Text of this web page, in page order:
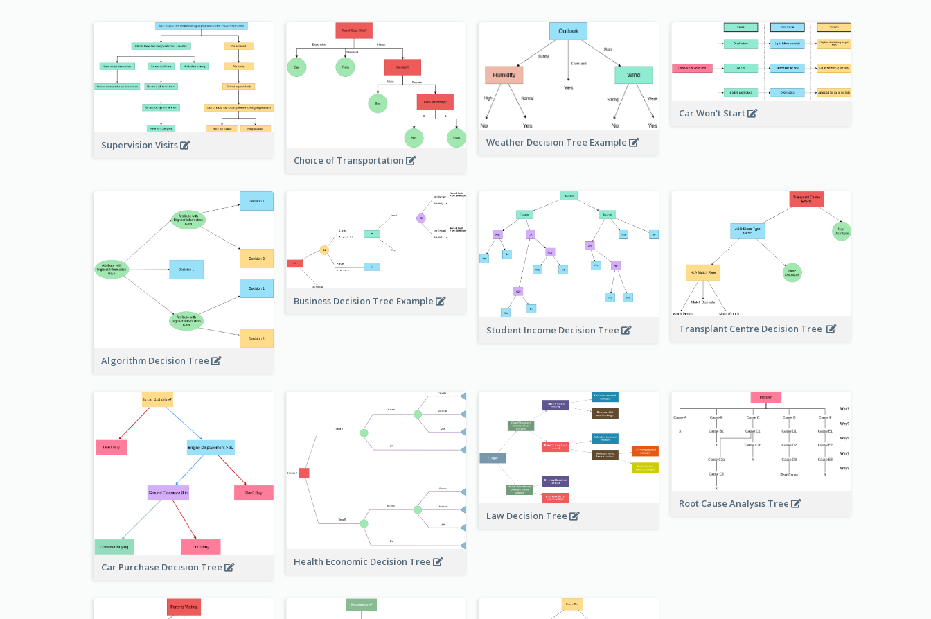
Supervision Visits
Choice of Transportation
Weather Decision Tree Example
Car Won't Start
Algorithm Decision Tree
Business Decision Tree Example
Student Income Decision Tree Transplant Centre Decision Tree
Car Purchase Decision Tree Health Economic Decision Tree
Law Decision Tree
Root Cause Analysis Tree